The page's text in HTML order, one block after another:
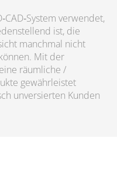
verwendet,
ist, die
manchmal nicht
Mit der
räumliche /
gewährleistet
unversierten Kunden